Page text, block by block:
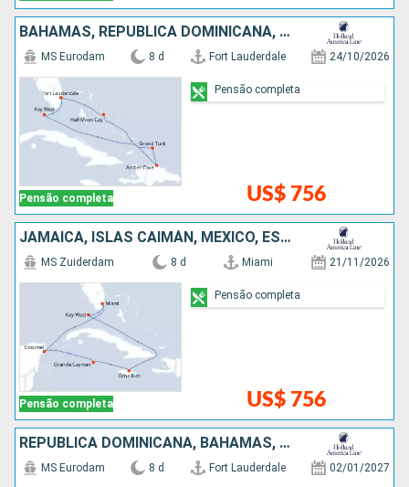
BAHAMAS, REPUBLICA DOMINICANA, ESTADOS UNIDOS
Pensão completa
MS Eurodam 8 d Fort Lauderdale 24/10/2026
US$ 756
Pensão completa
JAMAICA, ISLAS CAIMÁN, MÉXICO, ESTADOS UNIDOS
Pensão completa
MS Zuiderdam 8 d Miami 21/11/2026
US$ 756
Pensão completa
REPUBLICA DOMINICANA, BAHAMAS, ESTADOS UNIDOS
MS Eurodam 8 d Fort Lauderdale 02/01/2027